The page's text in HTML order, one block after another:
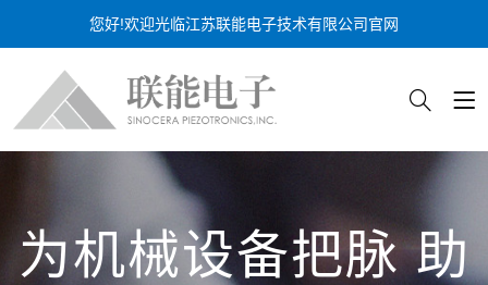
您好!欢迎光临江苏联能电子技术有限公司官网
为机械设备把脉 助